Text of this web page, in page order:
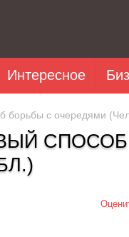
Интересное
борьбы с очередями